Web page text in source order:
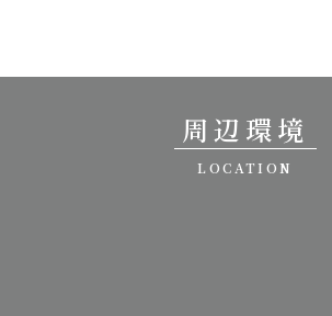
周辺環境
LOCATION